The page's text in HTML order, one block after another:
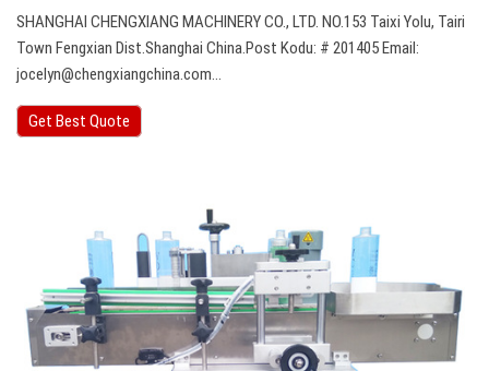
SHANGHAI CHENGXIANG MACHINERY CO., LTD. NO.153 Taixi Yolu, Tairi
Town Fengxian Dist.Shanghai China.Post Kodu: # 201405 Email:
jocelyn@chengxiangchina.com…
Get Best Quote